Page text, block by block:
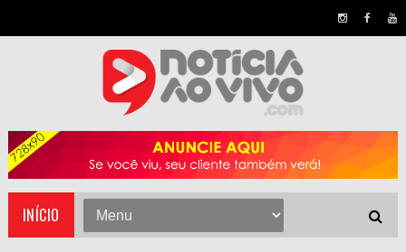
INÍCIO